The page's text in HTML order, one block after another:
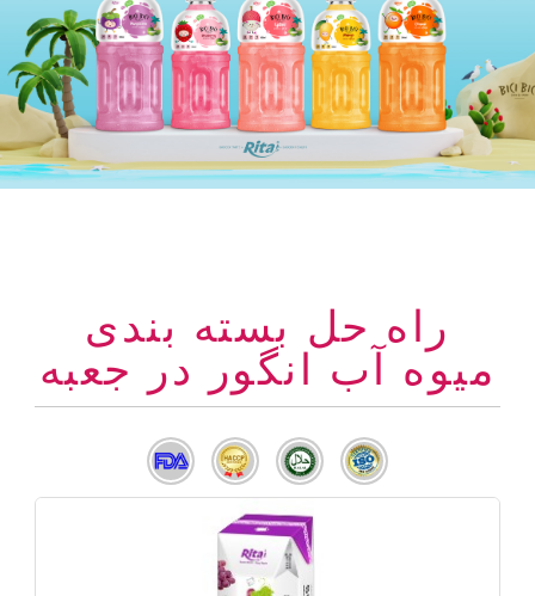
راه حل بسته بندی
میوه آب انگور در جعبه